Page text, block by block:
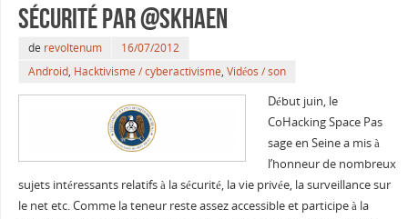
sécurité par @Skhaen
de revoltenum
16/07/2012
Android, Hacktivisme / cyberactivisme, Vidéos / son
Début juin, le
CoHacking Space Pas
sage en Seine a mis à
l’honneur de nombreux
sujets intéressants relatifs à la sécurité, la vie privée, la surveillance sur
le net etc. Comme la teneur reste assez accessible et participe à la